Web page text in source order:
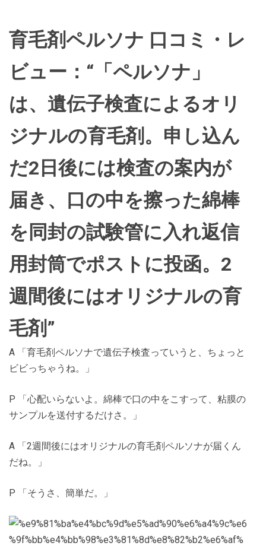
育毛剤ペルソナ 口コミ・レ
ビュー：“「ペルソナ」
は、遺伝子検査によるオリ
ジナルの育毛剤。申し込ん
だ2日後には検査の案内が
届き、口の中を擦った綿棒
を同封の試験管に入れ返信
用封筒でポストに投函。2
週間後にはオリジナルの育
毛剤”
A 「育毛剤ペルソナで遺伝子検査っていうと、ちょっと
ビビっちゃうね。」
P 「心配いらないよ。綿棒で口の中をこすって、粘膜の
サンプルを送付するだけさ。」
A 「2週間後にはオリジナルの育毛剤ペルソナが届くん
だね。」
P 「そうさ、簡単だ。」